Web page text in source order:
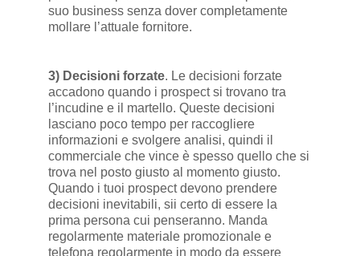
suo business senza dover completamente
mollare l’attuale fornitore.
3) Decisioni forzate. Le decisioni forzate
accadono quando i prospect si trovano tra
l’incudine e il martello. Queste decisioni
lasciano poco tempo per raccogliere
informazioni e svolgere analisi, quindi il
commerciale che vince è spesso quello che si
trova nel posto giusto al momento giusto.
Quando i tuoi prospect devono prendere
decisioni inevitabili, sii certo di essere la
prima persona cui penseranno. Manda
regolarmente materiale promozionale e
telefona regolarmente in modo da essere